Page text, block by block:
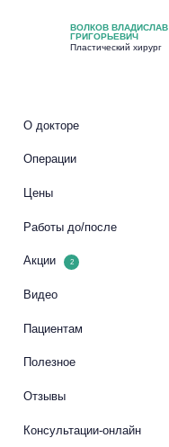
ВОЛКОВ ВЛАДИСЛАВ
ГРИГОРЬЕВИЧ
Пластический хирург
О докторе
Операции
Цены
Работы до/после
Акции 2
Видео
Пациентам
Полезное
Отзывы
Консультации-онлайн